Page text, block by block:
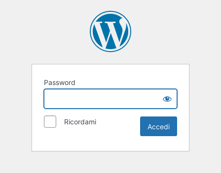
Password
Ricordami